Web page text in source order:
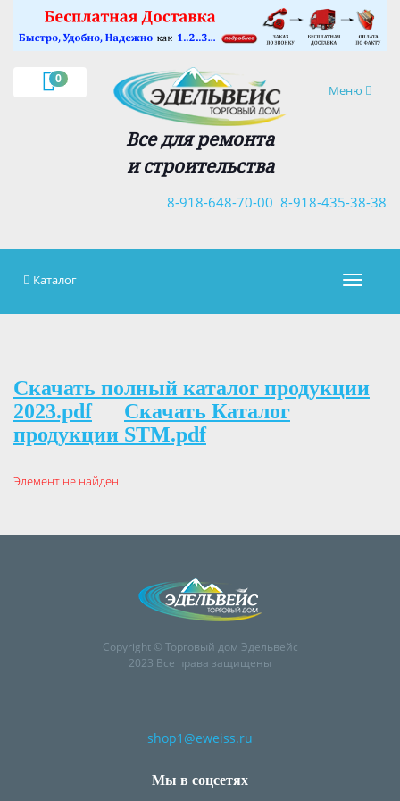
0
Навигация
Меню
Все для ремонта
и строительства
8-918-435-38-38
8-918-648-70-00
×
Каталог
Скачать полный каталог продукции
2023.pdf
Скачать Каталог
продукции STM.pdf
Элемент не найден
Copyright © Торговый дом Эдельвейс
2023 Все права защищены
shop1@eweiss.ru
Мы в соцсетях